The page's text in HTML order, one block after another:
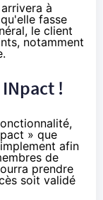
à
fasse
le client
notamment
!
» que
afin
de
prendre
soit validé